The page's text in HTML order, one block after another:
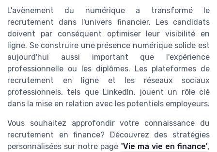
L'avènement du numérique a transformé le
recrutement dans l'univers financier. Les candidats
doivent par conséquent optimiser leur visibilité en
ligne. Se construire une présence numérique solide est
aujourd'hui aussi important que l'expérience
professionnelle ou les diplômes. Les plateformes de
recrutement en ligne et les réseaux sociaux
professionnels, tels que LinkedIn, jouent un rôle clé
dans la mise en relation avec les potentiels employeurs.
Vous souhaitez approfondir votre connaissance du
recrutement en finance? Découvrez des stratégies
personnalisées sur notre page 'Vie ma vie en finance',